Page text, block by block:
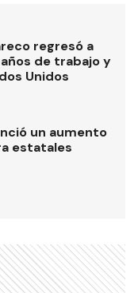
regresó a
de trabajo y
Unidos
un aumento
estatales